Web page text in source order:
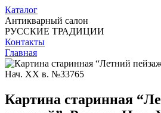
Каталог
Антикварный салон
РУССКИЕ ТРАДИЦИИ
Контакты
Главная
Картина старинная